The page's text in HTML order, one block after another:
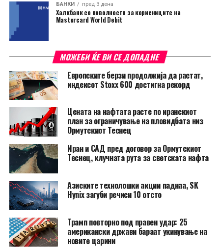
БАНКИ пред 3 дена
Халкбанк со поволности за корисниците на
Mastercard World Debit
МОЖЕБИ ЌЕ ВИ СЕ ДОПАДНЕ
Европските берзи продолжија да растат,
индексот Stoxx 600 достигна рекорд
Цената на нафтата расте по иранскиот
план за ограничување на пловидбата низ
Ормутскиот Теснец
Иран и САД пред договор за Ормутскиот
Теснец, клучната рута за светската нафта
Азиските технолошки акции паднаа, SK
Hynix загуби речиси 10 отсто
Трамп повторно под правен удар: 25
американски држави бараат укинување на
новите царини